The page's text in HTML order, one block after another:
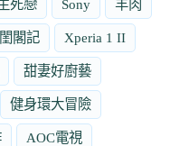
死戀 Sony 羊肉
閣記 Xperia 1 II
甜妻好廚藝
健身環大冒險
AOC電視